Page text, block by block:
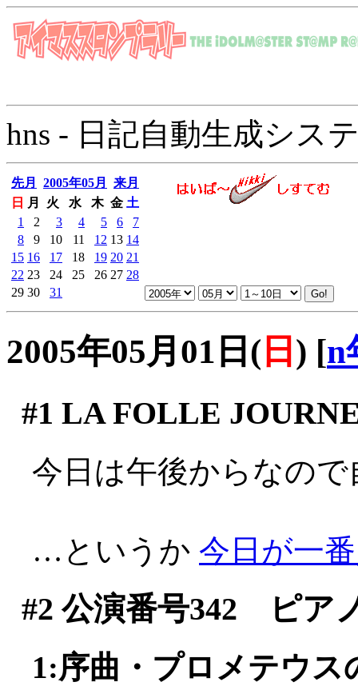
hns - 日記自動生成シス
先月 2005年05月
来月
日
月 火 水 木 金 土
1
2 3 4 5 6
7
8
9 10 11 12 13 14
15 16 17 18 19 20 21
22 23 24 25 26 27 28
29 30 31
2005年05月01日( 日 ) [n
#1 LA FOLLE
今日は午後からなの
…というか 今日が一
#2 公演番号342 ピア
1:序曲・プロメテウス